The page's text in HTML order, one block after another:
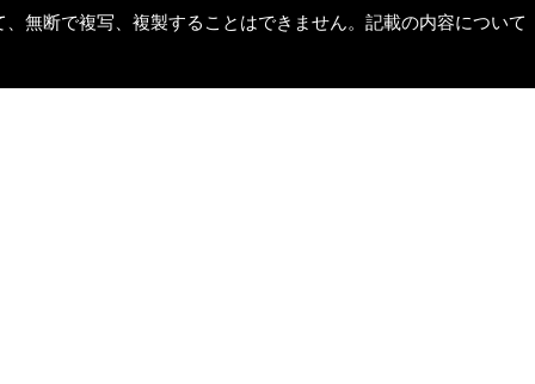
無断で複写、複製することはできません。記載の内容について